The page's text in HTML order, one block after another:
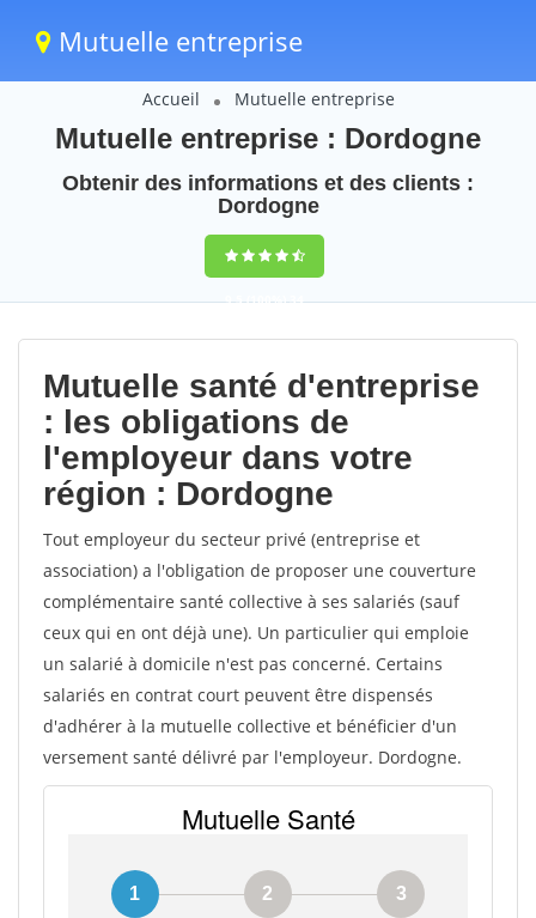
Mutuelle entreprise
Accueil Mutuelle entreprise
Mutuelle entreprise : Dordogne
Obtenir des informations et des clients :
Dordogne
9,5(100%)34
votes
Mutuelle santé d'entreprise
: les obligations de
l'employeur dans votre
région : Dordogne
Tout employeur du secteur privé (entreprise et
association) a l'obligation de proposer une couverture
complémentaire santé collective à ses salariés (sauf
ceux qui en ont déjà une). Un particulier qui emploie
un salarié à domicile n'est pas concerné. Certains
salariés en contrat court peuvent être dispensés
d'adhérer à la mutuelle collective et bénéficier d'un
versement santé délivré par l'employeur. Dordogne.